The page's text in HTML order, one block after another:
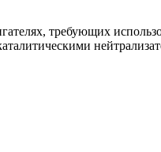
требующих